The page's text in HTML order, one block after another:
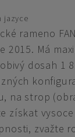
jazyce
rameno
2015. Má
dosah 1
na strop
získat
zvažte